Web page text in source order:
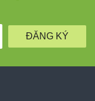
ĐĂNG KÝ